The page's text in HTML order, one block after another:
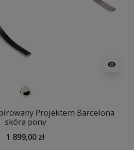
visibility
pony biało-czarne
Projektem Barcelona
skóra pony
1 899,00 zł